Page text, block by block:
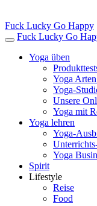
Fuck Lucky Go Happy
Fuck Lucky Go
Yoga üben
Yoga
Yoga-
Unsere
Yoga mit
Yoga lehren
Yoga-
Yoga
Spirit
Lifestyle
Reise
Food